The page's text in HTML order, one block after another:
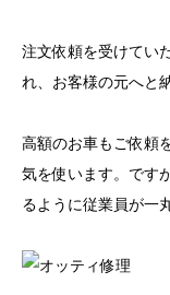
注文依頼を受けてい
れ、お客様の元へと
高額のお車もご依頼
気を使います。です
るように従業員が一